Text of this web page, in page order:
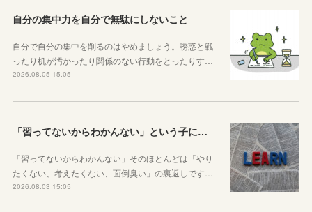
自分の集中力を自分で無駄にしないこと
自分で自分の集中を削るのはやめましょう。誘惑と戦
ったり机が汚かったり関係のない行動をとったりす…
2026.08.05 15:05
「習ってないからわかんない」という子に伝えたい、勉強しようと思ったらその方法はいくらでもあるということ
「習ってないからわかんない」そのほとんどは「やり
たくない、考えたくない、面倒臭い」の裏返しです…
2026.08.03 15:05